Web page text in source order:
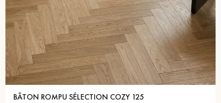
BÂTON ROMPU SÉLECTION COZY 125